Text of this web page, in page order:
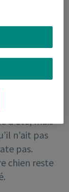
à
d’été, mais
n’ait pas
pas.
chien reste